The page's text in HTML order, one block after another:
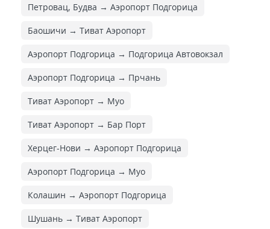
Петровац, Будва → Аэропорт Подгорица
Баошичи → Тиват Аэропорт
Аэропорт Подгорица → Подгорица Автовокзал
Аэропорт Подгорица → Прчань
Тиват Аэропорт → Муо
Тиват Аэропорт → Бар Порт
Херцег-Нови → Аэропорт Подгорица
Аэропорт Подгорица → Муо
Колашин → Аэропорт Подгорица
Шушань → Тиват Аэропорт